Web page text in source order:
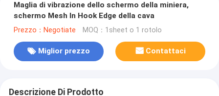
Maglia di vibrazione dello schermo della miniera,
schermo Mesh In Hook Edge della cava
Prezzo：Negotiate MOQ：1sheet o 1 rotolo
Miglior prezzo Contattaci
Descrizione Di Prodotto